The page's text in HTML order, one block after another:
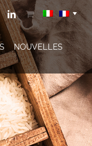
LinkedIn
Shop
NOUVELLES